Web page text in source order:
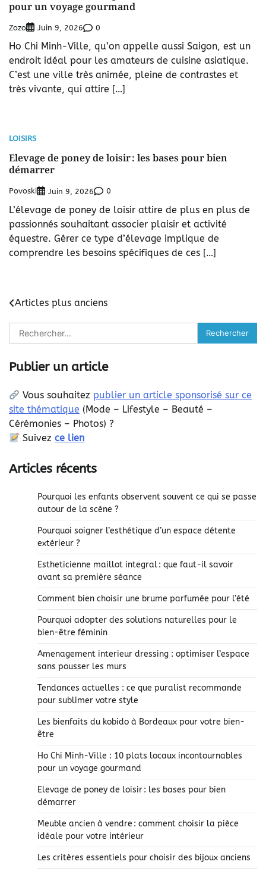
pour un voyage gourmand
Zozo Juin 9, 2026 0
Ho Chi Minh-Ville, qu’on appelle aussi Saigon, est un
endroit idéal pour les amateurs de cuisine asiatique.
C’est une ville très animée, pleine de contrastes et
très vivante, qui attire […]
LOISIRS
Elevage de poney de loisir : les bases pour bien
démarrer
Povoski Juin 9, 2026 0
L’élevage de poney de loisir attire de plus en plus de
passionnés souhaitant associer plaisir et activité
équestre. Gérer ce type d’élevage implique de
comprendre les besoins spécifiques de ces […]
Navigation
des
articles
Articles plus anciens
Rechercher :
Publier un article
Vous souhaitezpublier un article sponsorisé sur ce
site thématique (Mode – Lifestyle – Beauté –
Cérémonies – Photos) ?
Suivezce lien
Articles récents
Pourquoi les enfants observent souvent ce qui se passe
autour de la scène ?
Pourquoi soigner l’esthétique d’un espace détente
extérieur ?
Estheticienne maillot integral : que faut-il savoir
avant sa première séance
Comment bien choisir une brume parfumée pour l’été
Pourquoi adopter des solutions naturelles pour le
bien-être féminin
Amenagement interieur dressing : optimiser l’espace
sans pousser les murs
Tendances actuelles : ce que puralist recommande
pour sublimer votre style
Les bienfaits du kobido à Bordeaux pour votre bien-
être
Ho Chi Minh-Ville : 10 plats locaux incontournables
pour un voyage gourmand
Elevage de poney de loisir : les bases pour bien
démarrer
Meuble ancien à vendre : comment choisir la pièce
idéale pour votre intérieur
Les critères essentiels pour choisir des bijoux anciens